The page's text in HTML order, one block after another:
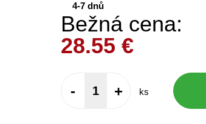
4-7 dnů
Bežná cena:
28.55 €
- + ks